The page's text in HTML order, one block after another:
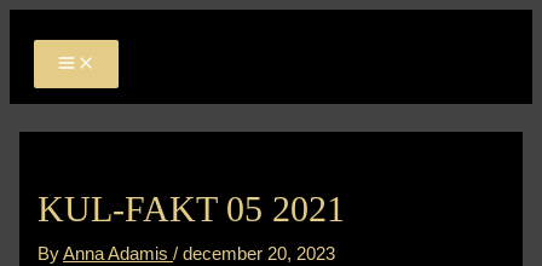
Skip
KUL-FAKT 05 2021
ByAnna Adamis/december 20, 2023
Bejegyzés